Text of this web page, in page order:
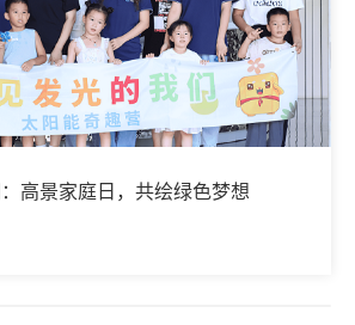
高景家庭日，共绘绿色梦想